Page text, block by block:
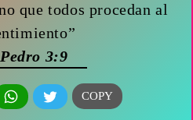
que todos procedan al
3:9